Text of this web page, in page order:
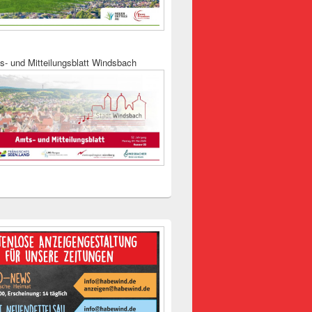
und Mitteilungsblatt Windsbach